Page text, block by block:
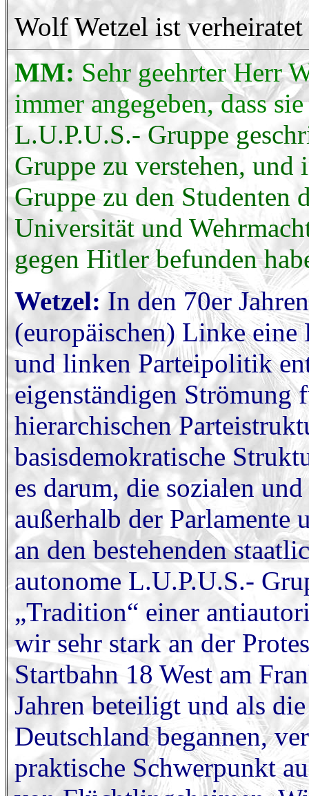
Wolf Wetzel ist
MM: Sehr geehrter Herr
immer angegeben, dass
L.U.P.U.S.- Gruppe
Gruppe zu verstehen,
Gruppe zu den Studenten
Universität und
gegen Hitler befunden
Wetzel:In den 70er
(europäischen) Linke
und linken Parteipolitik
eigenständigen Strömung
hierarchischen
basisdemokratische
es darum, die sozialen
außerhalb der Parlamente
an den bestehenden
autonome L.U.P.U.S.-
„Tradition“ einer
wir sehr stark an der
Startbahn 18 West am
Jahren beteiligt und als
Deutschland begannen,
praktische Schwerpunkt